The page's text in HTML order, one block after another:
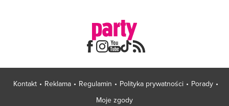
Kontakt Reklama Regulamin Polityka prywatności
Porady
Moje zgody